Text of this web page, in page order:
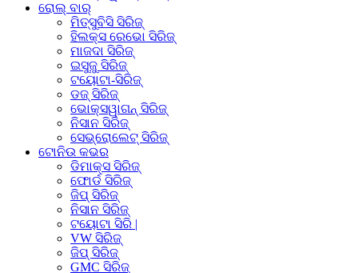
ରୋଲ୍ ବାର୍
ମିତ୍ସୁବିସି ସିରିଜ୍
ହିଲକ୍ସ ରେଭୋ ସିରିଜ୍
ମାଜଦା ସିରିଜ୍
ଇସୁଜୁ ସିରିଜ୍
ଟୟୋଟା-ସିରିଜ୍
ଡଜ୍ ସିରିଜ୍
ଭୋକ୍ସୱାଗନ୍ ସିରିଜ୍
ନିସାନ ସିରିଜ୍
ସେଭ୍ରୋଲେଟ୍ ସିରିଜ୍
ଟୋନିଉ କଭର
ଡିମାକ୍ସ ସିରିଜ୍
ଫୋର୍ଡ ସିରିଜ୍
ଜିପ୍ ସିରିଜ୍
ନିସାନ ସିରିଜ୍
ଟୟୋଟା ସିରି |
VW ସିରିଜ୍
ଜିପ୍ ସିରିଜ୍
GMC ସିରିଜ୍